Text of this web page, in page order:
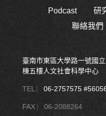
Podcast
研
聯絡我們
臺南市東區大學路一號國
棟五樓人文社會科學中心
TEL ︳ 06-2757575
FAX ︳06-2088264